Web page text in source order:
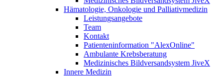
Hämatologie, Onkologie und Palliativmedizin
Leistungsangebote
Team
Kontakt
Patienteninformation "AlexOnline"
Ambulante Krebsberatung
Medizinisches Bildversandsystem JiveX
Innere Medizin